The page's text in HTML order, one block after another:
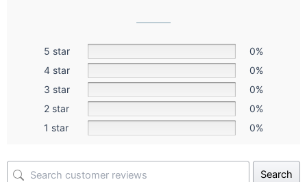
5 star
0%
4 star
0%
3 star
0%
2 star
0%
1 star
0%
Search